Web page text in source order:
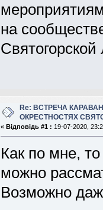
на
Святогорской
Re: ВСТРЕЧА
ОКРЕСТНОСТЯХ
« Відповідь #1 : 19-07-2020,
Как по мне,
можно
Возможно